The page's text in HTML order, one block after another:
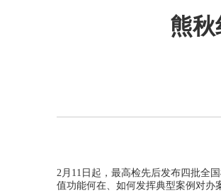
熊
2月11日起，最高检先后发布四批全
值功能何在、如何发挥典型案例对办